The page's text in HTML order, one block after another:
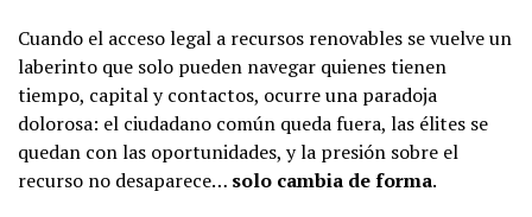
Cuando el acceso legal a recursos renovables se vuelve un
laberinto que solo pueden navegar quienes tienen
tiempo, capital y contactos, ocurre una paradoja
dolorosa: el ciudadano común queda fuera, las élites se
quedan con las oportunidades, y la presión sobre el
recurso no desaparece… solo cambia de forma.